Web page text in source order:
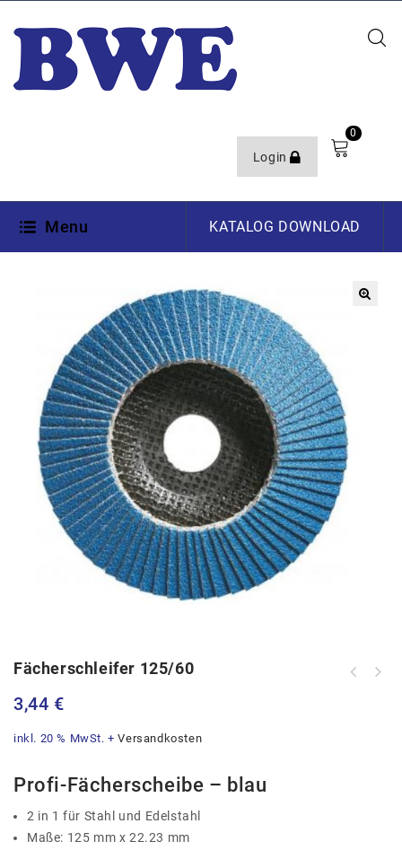
Login
0
Menu KATALOG DOWNLOAD
Fächerschleifer 125/60
3,44 €
inkl. 20 % MwSt. +Versandkosten
Profi-Fächerscheibe – blau
2 in 1 für Stahl und Edelstahl
Maße: 125 mm x 22.23 mm